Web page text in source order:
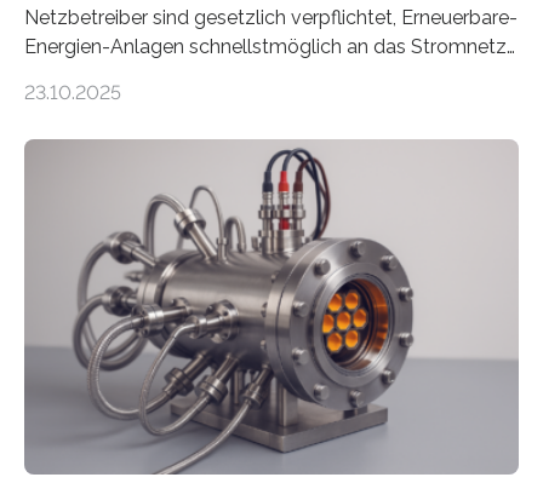
Netzbetreiber sind gesetzlich verpflichtet, Erneuerbare-
Energien-Anlagen schnellstmöglich an das Stromnetz
ermöglichen. Doch der dafür nötige Netzausbau hinkt
einem „Anschlussstau“. Die Stiftung
Umweltenergierecht hat den Rechtsrahmen in einem
neuen Bericht für die Praxis eingeordnet – inklusive der
Rolle von flexiblen Netzanschlussvereinbarungen. Der
Netzanschluss von Erneuerbare-Energien-Anlagen
(EE-Anlagen) ist entscheidend für die Energiewende.
Denn ohne Anschluss an das Netz kann kein Strom
eingespeist werden. Nach dem Erneuerbare-Energien-
Gesetz (EEG) sind Netzbetreiber…
23.10.2025